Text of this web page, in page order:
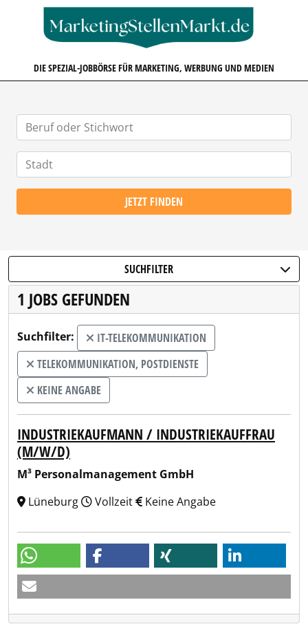
DIE SPEZIAL-JOBBÖRSE FÜR MARKETING, WERBUNG UND MEDIEN
JETZT FINDEN
SUCHFILTER
1 JOBS GEFUNDEN
Suchfilter:
IT-TELEKOMMUNIKATION
TELEKOMMUNIKATION, POSTDIENSTE
KEINE ANGABE
INDUSTRIEKAUFMANN / INDUSTRIEKAUFFRAU
(M/W/D)
M³ Personalmanagement GmbH
Lüneburg
Vollzeit Keine Angabe